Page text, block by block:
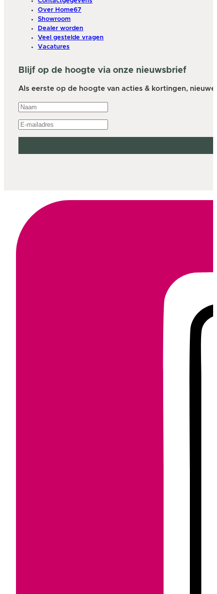
Over Home67
Showroom
Dealer worden
Veel gestelde vragen
Vacatures
Blijf op de hoogte via onze nieuwsbrief
Als eerste op de hoogte van acties & kortingen,